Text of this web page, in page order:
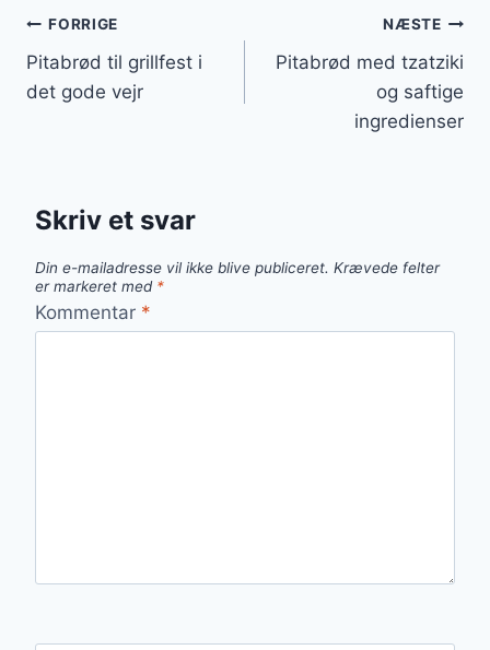
Indlægsnavigation
FORRIGE
Pitabrød til grillfest i
det gode vejr
NÆSTE
Pitabrød med tzatziki
og saftige
ingredienser
Skriv et svar
Din e-mailadresse vil ikke blive publiceret. Krævede felter
er markeret med *
Kommentar *